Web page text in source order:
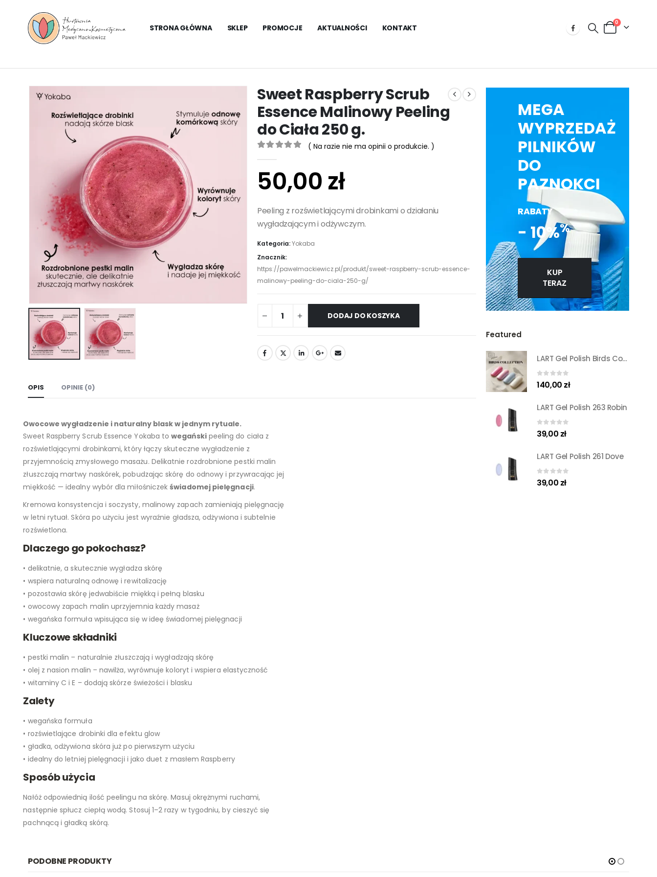
STRONA GŁÓWNA SKLEP PROMOCJE AKTUALNOŚCI KONTAKT
0
Sweet Raspberry Scrub
Essence Malinowy Peeling
do Ciała 250 g.
( Na razie nie ma opinii o produkcie. )
50,00 zł
Peeling z rozświetlającymi drobinkami o działaniu
wygładzającym i odżywczym.
Kategoria:Yokaba
Znacznik:
https://pawelmackiewicz.pl/produkt/sweet-raspberry-scrub-essence-
malinowy-peeling-do-ciala-250-g/
DODAJ DO KOSZYKA
OPIS OPINIE (0)
Owocowe wygładzenie i naturalny blask w jednym rytuale.
Sweet Raspberry Scrub Essence Yokaba towegańskipeeling do ciała z
rozświetlającymi drobinkami, który łączy skuteczne wygładzenie z
przyjemnością zmysłowego masażu. Delikatnie rozdrobnione pestki malin
złuszczają martwy naskórek, pobudzając skórę do odnowy i przywracając jej
miękkość — idealny wybór dla miłośniczekświadomej pielęgnacji.
Kremowa konsystencja i soczysty, malinowy zapach zamieniają pielęgnację
w letni rytuał. Skóra po użyciu jest wyraźnie gładsza, odżywiona i subtelnie
rozświetlona.
Dlaczego go pokochasz?
• delikatnie, a skutecznie wygładza skórę
• wspiera naturalną odnowę i rewitalizację
• pozostawia skórę jedwabiście miękką i pełną blasku
• owocowy zapach malin uprzyjemnia każdy masaż
• wegańska formuła wpisująca się w ideę świadomej pielęgnacji
Kluczowe składniki
• pestki malin – naturalnie złuszczają i wygładzają skórę
• olej z nasion malin – nawilża, wyrównuje koloryt i wspiera elastyczność
• witaminy C i E – dodają skórze świeżości i blasku
Zalety
• wegańska formuła
• rozświetlające drobinki dla efektu glow
• gładka, odżywiona skóra już po pierwszym użyciu
• idealny do letniej pielęgnacji i jako duet z masłem Raspberry
Sposób użycia
Nałóż odpowiednią ilość peelingu na skórę. Masuj okrężnymi ruchami,
następnie spłucz ciepłą wodą. Stosuj 1–2 razy w tygodniu, by cieszyć się
pachnącą i gładką skórą.
MEGA
WYPRZEDAŻ
PILNIKÓW
DO
PAZNOKCI
RABATY
- 10%%
KUP
TERAZ
Featured
LART Gel Polish Birds Collection Set
0 out of 5
140,00 zł
LART Gel Polish 263 Robin
0out of 5
39,00 zł
LART Gel Polish 261 Dove
0out of 5
39,00 zł
PODOBNE PRODUKTY